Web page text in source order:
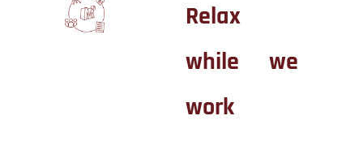
Relax
while we
work